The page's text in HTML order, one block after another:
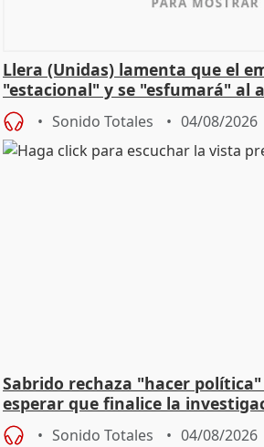
Llera (Unidas) lamenta que el
"estacional" y se "esfumará" al
Sonido Totales 04/08/2026
Sabrido rechaza "hacer
esperar que finalice la
Sonido Totales 04/08/2026